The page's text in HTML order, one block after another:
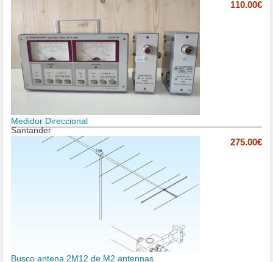
110.00€
Medidor Direccional
Santander
275.00€
Busco antena 2M12 de M2 antennas